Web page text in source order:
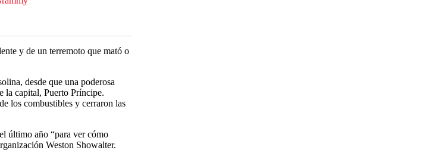
y de un terremoto que mató o
desde que una poderosa
la capital, Puerto Príncipe.
los combustibles y cerraron las
último año “para ver cómo
Weston Showalter.